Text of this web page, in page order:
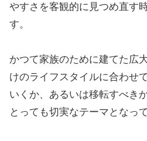
やすさを客観的に見つめ直す
す。
かつて家族のために建てた広
けのライフスタイルに合わせ
いくか、あるいは移転すべき
とっても切実なテーマとなっ